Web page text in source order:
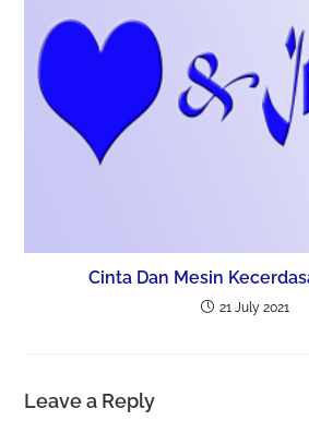
Cinta Dan Mesin
21 July 2021
Leave a Reply